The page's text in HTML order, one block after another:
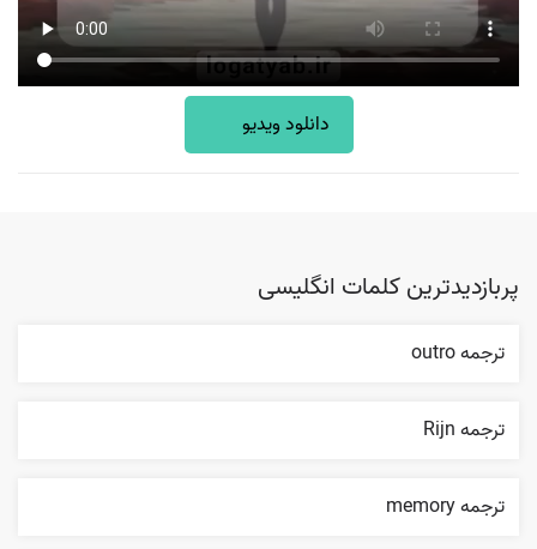
دانلود ویدیو
پربازدیدترین کلمات انگلیسی
ترجمه outro
ترجمه Rijn
ترجمه memory